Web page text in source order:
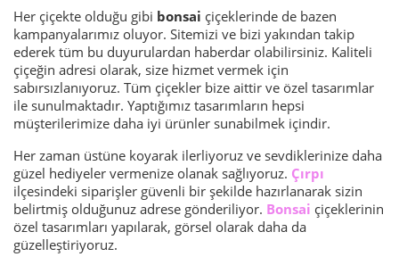
Her çiçekte olduğu gibi bonsai çiçeklerinde de bazen
kampanyalarımız oluyor. Sitemizi ve bizi yakından takip
ederek tüm bu duyurulardan haberdar olabilirsiniz. Kaliteli
çiçeğin adresi olarak, size hizmet vermek için
sabırsızlanıyoruz. Tüm çiçekler bize aittir ve özel tasarımlar
ile sunulmaktadır. Yaptığımız tasarımların hepsi
müşterilerimize daha iyi ürünler sunabilmek içindir.
Her zaman üstüne koyarak ilerliyoruz ve sevdiklerinize daha
güzel hediyeler vermenize olanak sağlıyoruz. Çırpı
ilçesindeki siparişler güvenli bir şekilde hazırlanarak sizin
belirtmiş olduğunuz adrese gönderiliyor. Bonsai çiçeklerinin
özel tasarımları yapılarak, görsel olarak daha da
güzelleştiriyoruz.